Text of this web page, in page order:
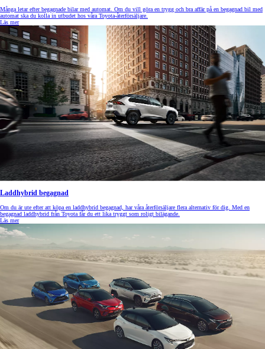
Många letar efter begagnade bilar med automat. Om du vill göra en trygg och bra affär på en begagnad bil med
automat ska du kolla in utbudet hos våra Toyota-återförsäljare.
Läs mer
Laddhybrid begagnad
Om du är ute efter att köpa en laddhybrid begagnad, har våra återförsäljare flera alternativ för dig. Med en
begagnad laddhybrid från Toyota får du ett lika tryggt som roligt bilägande.
Läs mer